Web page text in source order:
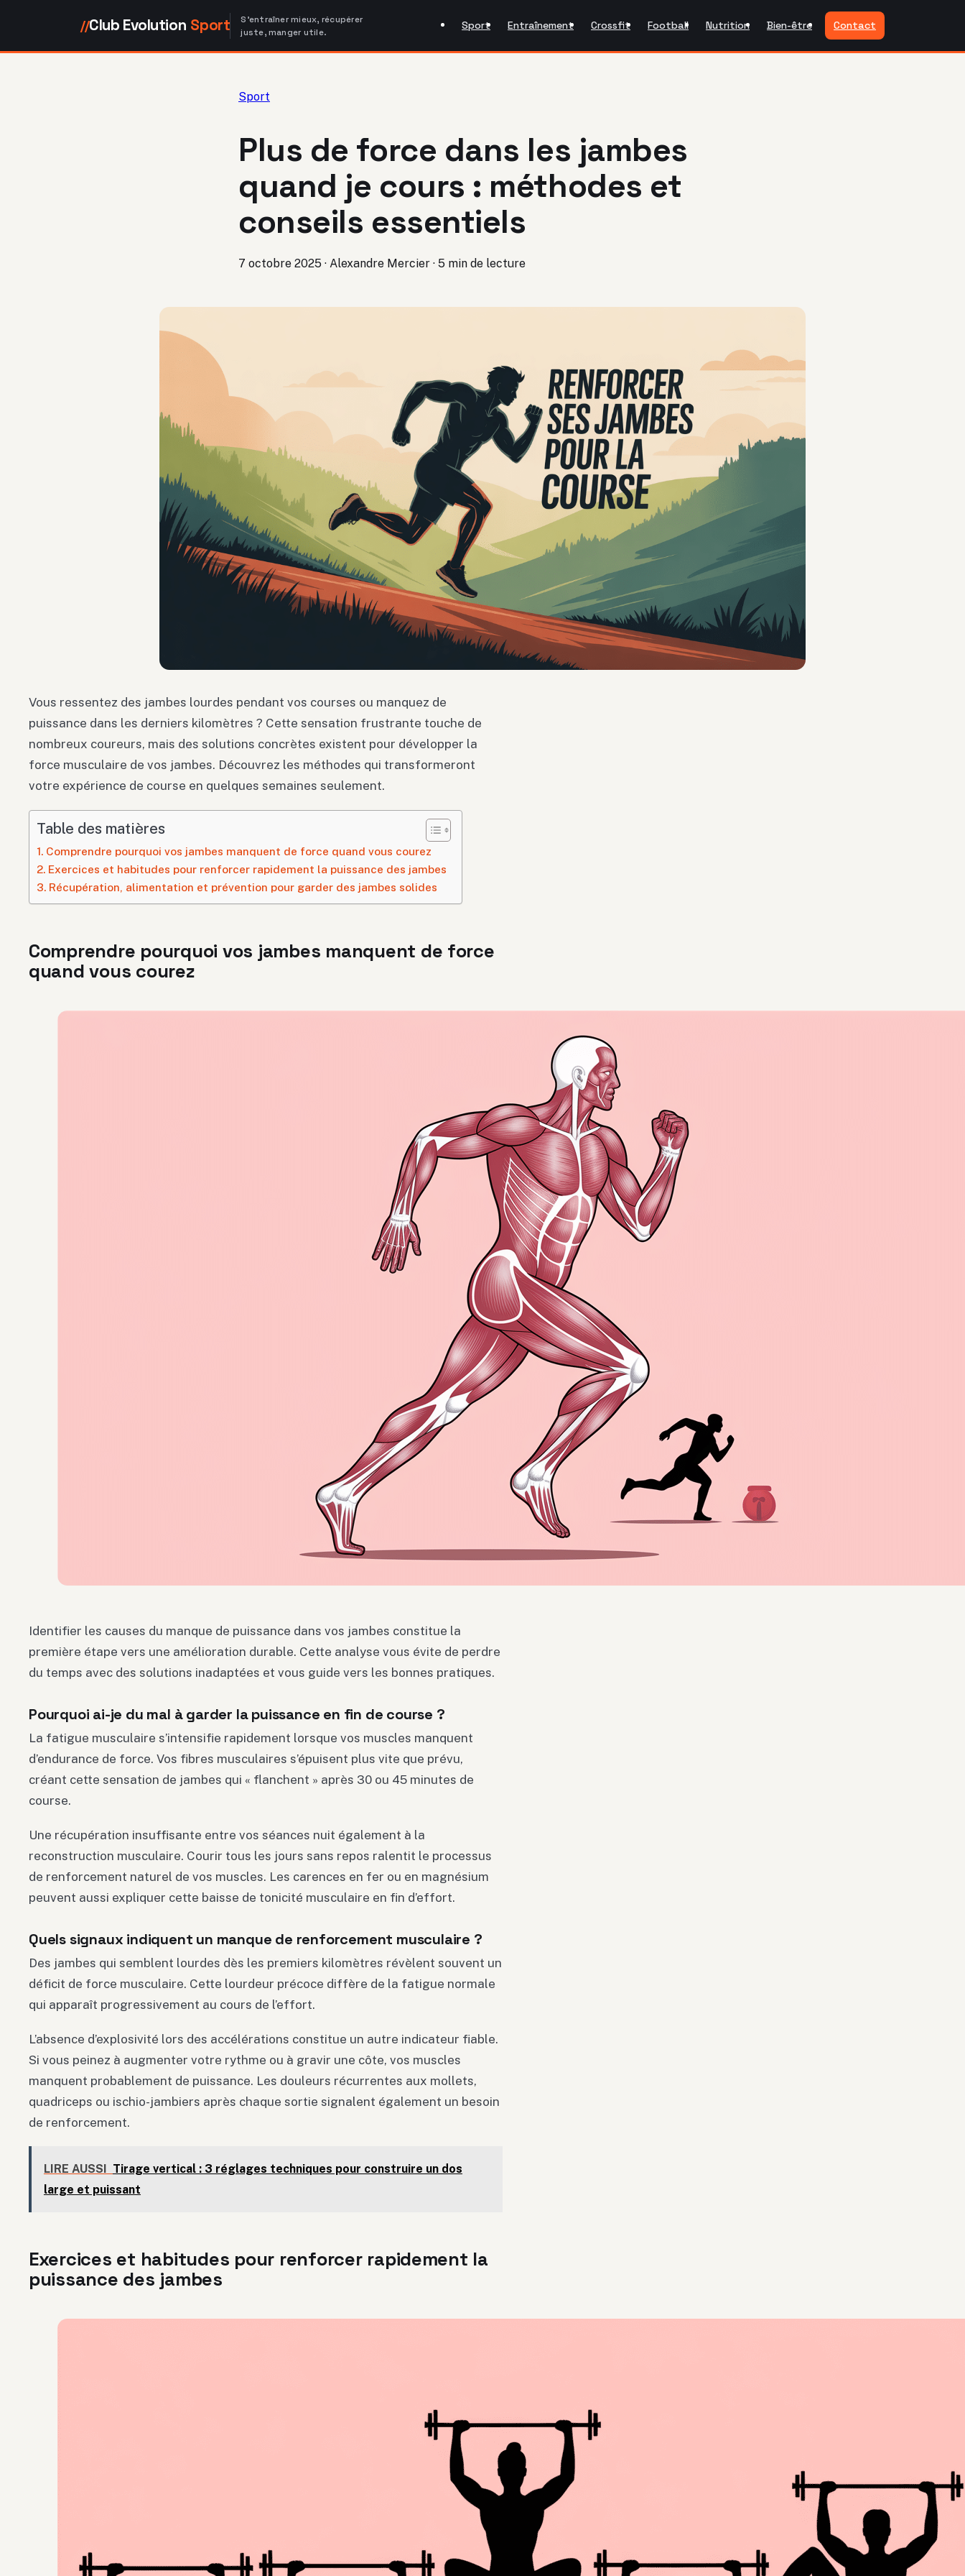
//Club Evolution Sport
S'entraîner mieux, récupérer
juste, manger utile.
Sport Entraînement Crossfit Football Nutrition Bien-être Contact
Sport
Plus de force dans les jambes
quand je cours : méthodes et
conseils essentiels
7 octobre 2025 · Alexandre Mercier · 5 min de lecture
Vous ressentez des jambes lourdes pendant vos courses ou manquez de
puissance dans les derniers kilomètres ? Cette sensation frustrante touche de
nombreux coureurs, mais des solutions concrètes existent pour développer la
force musculaire de vos jambes. Découvrez les méthodes qui transformeront
votre expérience de course en quelques semaines seulement.
Table des matières
Comprendre pourquoi vos jambes manquent de force quand vous courez
Exercices et habitudes pour renforcer rapidement la puissance des jambes
Récupération, alimentation et prévention pour garder des jambes solides
Comprendre pourquoi vos jambes manquent de force
quand vous courez
Identifier les causes du manque de puissance dans vos jambes constitue la
première étape vers une amélioration durable. Cette analyse vous évite de perdre
du temps avec des solutions inadaptées et vous guide vers les bonnes pratiques.
Pourquoi ai-je du mal à garder la puissance en fin de course ?
La fatigue musculaire s’intensifie rapidement lorsque vos muscles manquent
d’endurance de force. Vos fibres musculaires s’épuisent plus vite que prévu,
créant cette sensation de jambes qui « flanchent » après 30 ou 45 minutes de
course.
Une récupération insuffisante entre vos séances nuit également à la
reconstruction musculaire. Courir tous les jours sans repos ralentit le processus
de renforcement naturel de vos muscles. Les carences en fer ou en magnésium
peuvent aussi expliquer cette baisse de tonicité musculaire en fin d’effort.
Quels signaux indiquent un manque de renforcement musculaire ?
Des jambes qui semblent lourdes dès les premiers kilomètres révèlent souvent un
déficit de force musculaire. Cette lourdeur précoce diffère de la fatigue normale
qui apparaît progressivement au cours de l’effort.
L’absence d’explosivité lors des accélérations constitue un autre indicateur fiable.
Si vous peinez à augmenter votre rythme ou à gravir une côte, vos muscles
manquent probablement de puissance. Les douleurs récurrentes aux mollets,
quadriceps ou ischio-jambiers après chaque sortie signalent également un besoin
de renforcement.
LIRE AUSSI Tirage vertical : 3 réglages techniques pour construire un dos
large et puissant
Exercices et habitudes pour renforcer rapidement la
puissance des jambes